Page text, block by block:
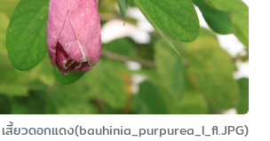
เสี้ยวดอกแดง(bauhinia_purpurea_l_fl.JPG)